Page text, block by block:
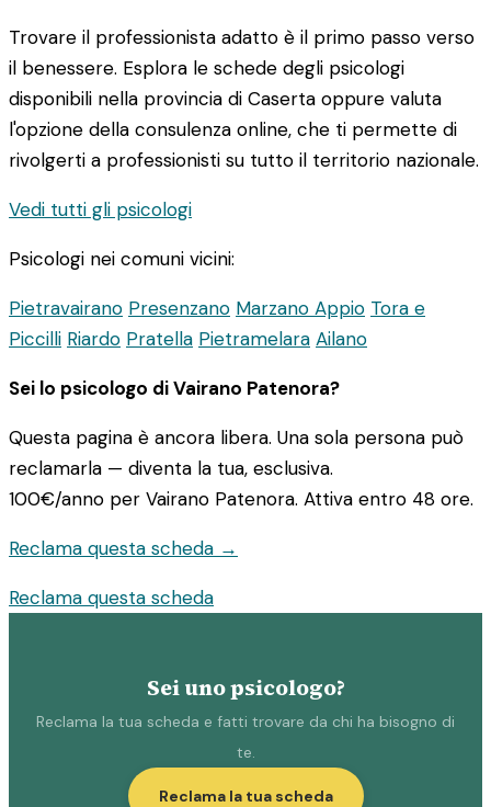
Trovare il professionista adatto è il primo passo verso
il benessere. Esplora le schede degli psicologi
disponibili nella provincia di Caserta oppure valuta
l'opzione della consulenza online, che ti permette di
rivolgerti a professionisti su tutto il territorio nazionale.
Vedi tutti gli psicologi
Psicologi nei comuni vicini:
Pietravairano Presenzano Marzano Appio Tora e
Piccilli Riardo Pratella Pietramelara Ailano
Sei lo psicologo di Vairano Patenora?
Questa pagina è ancora libera. Una sola persona può
reclamarla — diventa la tua, esclusiva.
100€/anno per Vairano Patenora. Attiva entro 48 ore.
Reclama questa scheda →
Reclama questa scheda
Sei uno psicologo?
Reclama la tua scheda e fatti trovare da chi ha bisogno di
te.
Reclama la tua scheda